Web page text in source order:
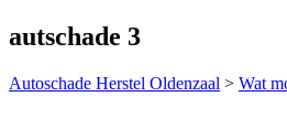
autschade 3
Autoschade Herstel Oldenzaal > Wat